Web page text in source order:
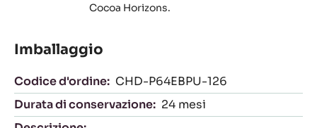
Cocoa Horizons.
Imballaggio
Codice d'ordine: CHD-P64EBPU-126
Durata di conservazione: 24 mesi